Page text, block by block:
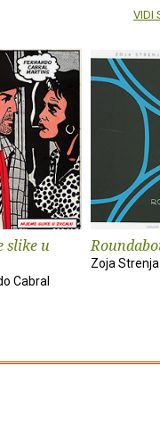
slike u
Cabral
Zoja
VIDI